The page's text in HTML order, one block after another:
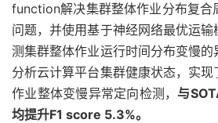
function解决集群整体作业分布复合
问题，并使用基于神经网络最优运
测集群整体作业运行时间分布变慢的
分析云计算平台集群健康状态，实
作业整体变慢异常定向检测， 与
均提升F1 score 5.3%。